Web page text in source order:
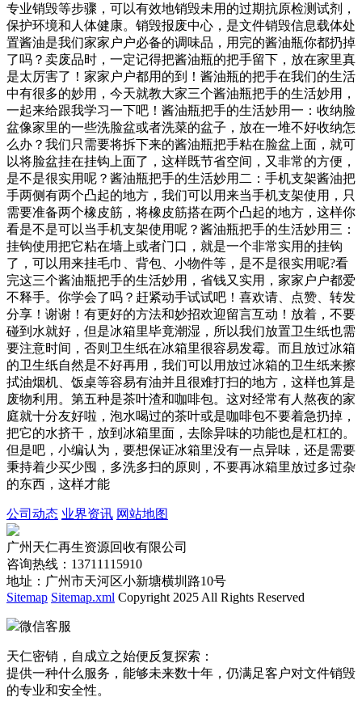
专业销毁等步骤，可以有效地销毁未用的过期抗原检测试剂，
保护环境和人体健康。销毁报废中心，是文件销毁信息载体处
置酱油是我们家家户户必备的调味品，用完的酱油瓶你都扔掉
了吗？卖废品时，一定记得把酱油瓶的把手留下，放在家里真
是太厉害了！家家户户都用的到！酱油瓶的把手在我们的生活
中有很多的妙用，今天就教大家三个酱油瓶把手的生活妙用，
一起来给跟我学习一下吧！酱油瓶把手的生活妙用一：收纳脸
盆像家里的一些洗脸盆或者洗菜的盆子，放在一堆不好收纳怎
么办？我们只需要将拆下来的酱油瓶把手粘在脸盆上面，就可
以将脸盆挂在挂钩上面了，这样既节省空间，又非常的方便，
是不是很实用呢？酱油瓶把手的生活妙用二：手机支架酱油把
手两侧有两个凸起的地方，我们可以用来当手机支架使用，只
需要准备两个橡皮筋，将橡皮筋搭在两个凸起的地方，这样你
看是不是可以当手机支架使用呢？酱油瓶把手的生活妙用三：
挂钩使用把它粘在墙上或者门口，就是一个非常实用的挂钩
了，可以用来挂毛巾、背包、小物件等，是不是很实用呢?看
完这三个酱油瓶把手的生活妙用，省钱又实用，家家户户都爱
不释手。你学会了吗？赶紧动手试试吧！喜欢请、点赞、转发
分享！谢谢！有更好的方法和妙招欢迎留言互动！放着，不要
碰到水就好，但是冰箱里毕竟潮湿，所以我们放置卫生纸也需
要注意时间，否则卫生纸在冰箱里很容易发霉。而且放过冰箱
的卫生纸自然是不好再用，我们可以用放过冰箱的卫生纸来擦
拭油烟机、饭桌等容易有油并且很难打扫的地方，这样也算是
废物利用。第五种是茶叶渣和咖啡包。这对经常有人熬夜的家
庭就十分友好啦，泡水喝过的茶叶或是咖啡包不要着急扔掉，
把它的水挤干，放到冰箱里面，去除异味的功能也是杠杠的。
但是吧，小编认为，要想保证冰箱里没有一点异味，还是需要
秉持着少买少囤，多洗多扫的原则，不要再冰箱里放过多过杂
的东西，这样才能
公司动态 业界资讯 网站地图
广州天仁再生资源回收有限公司
咨询热线：13711115910
地址：广州市天河区小新塘横圳路10号
Sitemap Sitemap.xml Copyright 2025 All Rights Reserved
微信客服
天仁密销，自成立之始便反复探索：
提供一种什么服务，能够未来数十年，仍满足客户对文件销毁
的专业和安全性。